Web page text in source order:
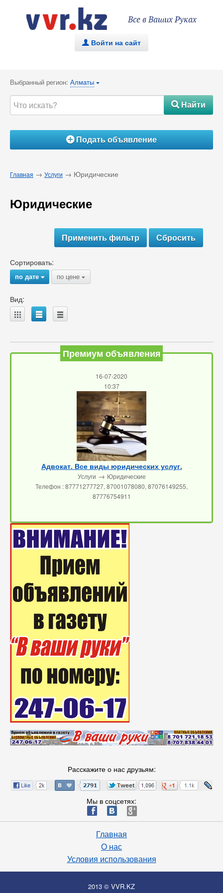
Все в Ваших Руках
. Войти на сайт
Выбранный регион: Алматы {
#Найти
ÁПодать объявление
Главная → Услуги → Юридические
Юридические
Сортировать:
по дате{ по цене {
Вид:
A B C
Премиум объявления
16-07-2020
10:37
Адвокат. Все виды юридических услуг.
Услуги → Юридические
Телефон : 87771277727, 87001078080, 87076149255,
87776754911
Расскажите о нас друзьям:
Мы в соцсетях:
ä æ è
Главная
О нас
Условия использования
2013 © VVR.KZ